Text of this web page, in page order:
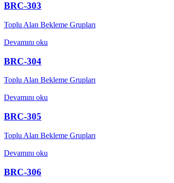
BRC-303
Toplu Alan Bekleme Grupları
Devamını oku
BRC-304
Toplu Alan Bekleme Grupları
Devamını oku
BRC-305
Toplu Alan Bekleme Grupları
Devamını oku
BRC-306